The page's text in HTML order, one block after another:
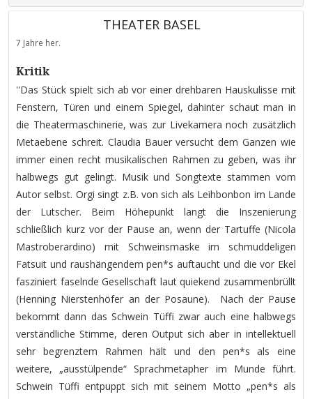
THEATER BASEL
7 Jahre her.
Kritik
''Das Stück spielt sich ab vor einer drehbaren Hauskulisse mit
Fenstern, Türen und einem Spiegel, dahinter schaut man in
die Theatermaschinerie, was zur Livekamera noch zusätzlich
Metaebene schreit. Claudia Bauer versucht dem Ganzen wie
immer einen recht musikalischen Rahmen zu geben, was ihr
halbwegs gut gelingt. Musik und Songtexte stammen vom
Autor selbst. Orgi singt z.B. von sich als Leihbonbon im Lande
der Lutscher. Beim Höhepunkt langt die Inszenierung
schließlich kurz vor der Pause an, wenn der Tartuffe (Nicola
Mastroberardino) mit Schweinsmaske im schmuddeligen
Fatsuit und raushängendem pen*s auftaucht und die vor Ekel
fasziniert faselnde Gesellschaft laut quiekend zusammenbrüllt
(Henning Nierstenhöfer an der Posaune). Nach der Pause
bekommt dann das Schwein Tüffi zwar auch eine halbwegs
verständliche Stimme, deren Output sich aber in intellektuell
sehr begrenztem Rahmen hält und den pen*s als eine
weitere, „ausstülpende“ Sprachmetapher im Munde führt.
Schwein Tüffi entpuppt sich mit seinem Motto „pen*s als